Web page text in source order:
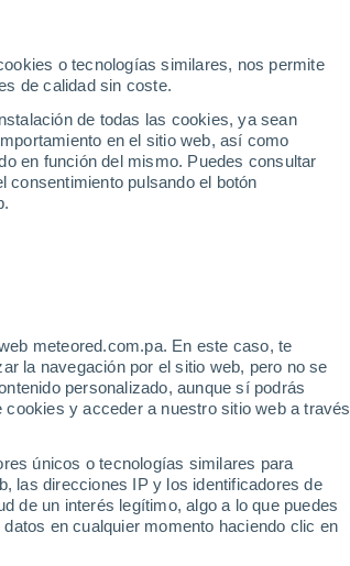
o tecnologías similares, nos permite
de calidad sin coste.
de todas las cookies, ya sean
en el sitio web, así como
en función del mismo. Puedes consultar
consentimiento pulsando el botón
meteored.com.pa. En este caso, te
la navegación por el sitio web, pero no se
personalizado, aunque sí podrás
y acceder a nuestro sitio web a través
únicos o tecnologías similares para
las direcciones IP y los identificadores de
de un interés legítimo, algo a lo que puedes
en cualquier momento haciendo clic en
22°
11°
Venlo